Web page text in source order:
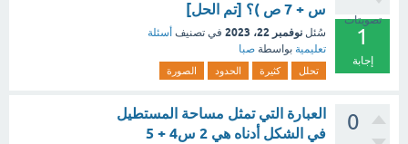
تصويتات
1
إجابة
س + 7 ص )؟ [تم الحل]
سُئل نوفمبر 22، 2023 في تصنيف أسئلة
تعليمية بواسطة صبا
تحلل كثيرة الحدود الصورة
0
العبارة التي تمثل مساحة المستطيل
في الشكل أدناه هي 2 س4 + 5